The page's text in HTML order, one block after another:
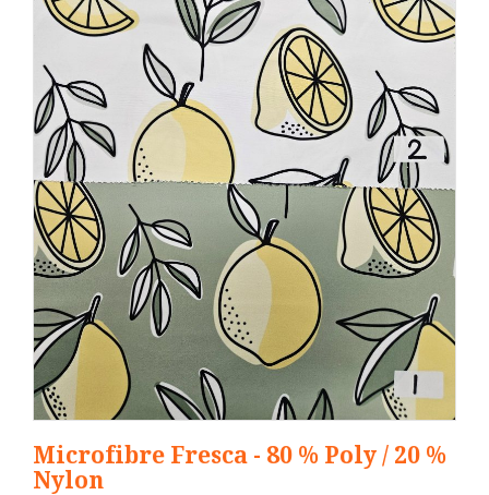
Microfibre Fresca - 80 % Poly / 20 %
Nylon